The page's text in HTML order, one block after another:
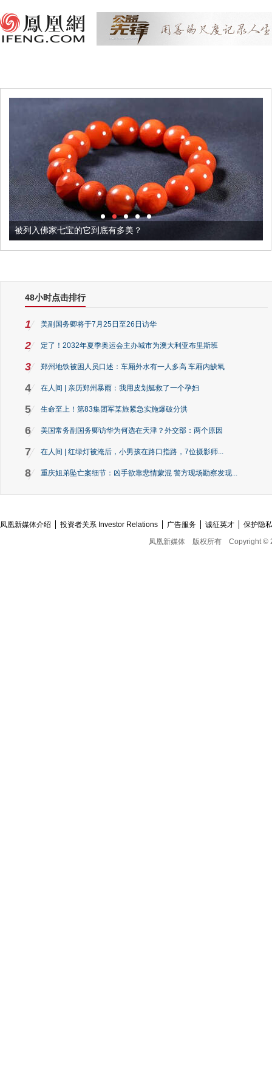
被列入佛家七宝的它到底有多美？
48小时点击排行
1 美副国务卿将于7月25日至26日访华
2 定了！2032年夏季奥运会主办城市为澳大利亚布里斯班
3 郑州地铁被困人员口述：车厢外水有一人多高 车厢内缺氧
4 在人间 | 亲历郑州暴雨：我用皮划艇救了一个孕妇
5 生命至上！第83集团军某旅紧急实施爆破分洪
6 美国常务副国务卿访华为何选在天津？外交部：两个原因
7 在人间 | 红绿灯被淹后，小男孩在路口指路，7位摄影师...
8 重庆姐弟坠亡案细节：凶手欲靠悲情蒙混 警方现场勘察发现...
凤凰新媒体介绍 投资者关系 Investor Relations 广告服务 诚征英才
保护隐
凤凰新媒体
版权所有 Copyright ©